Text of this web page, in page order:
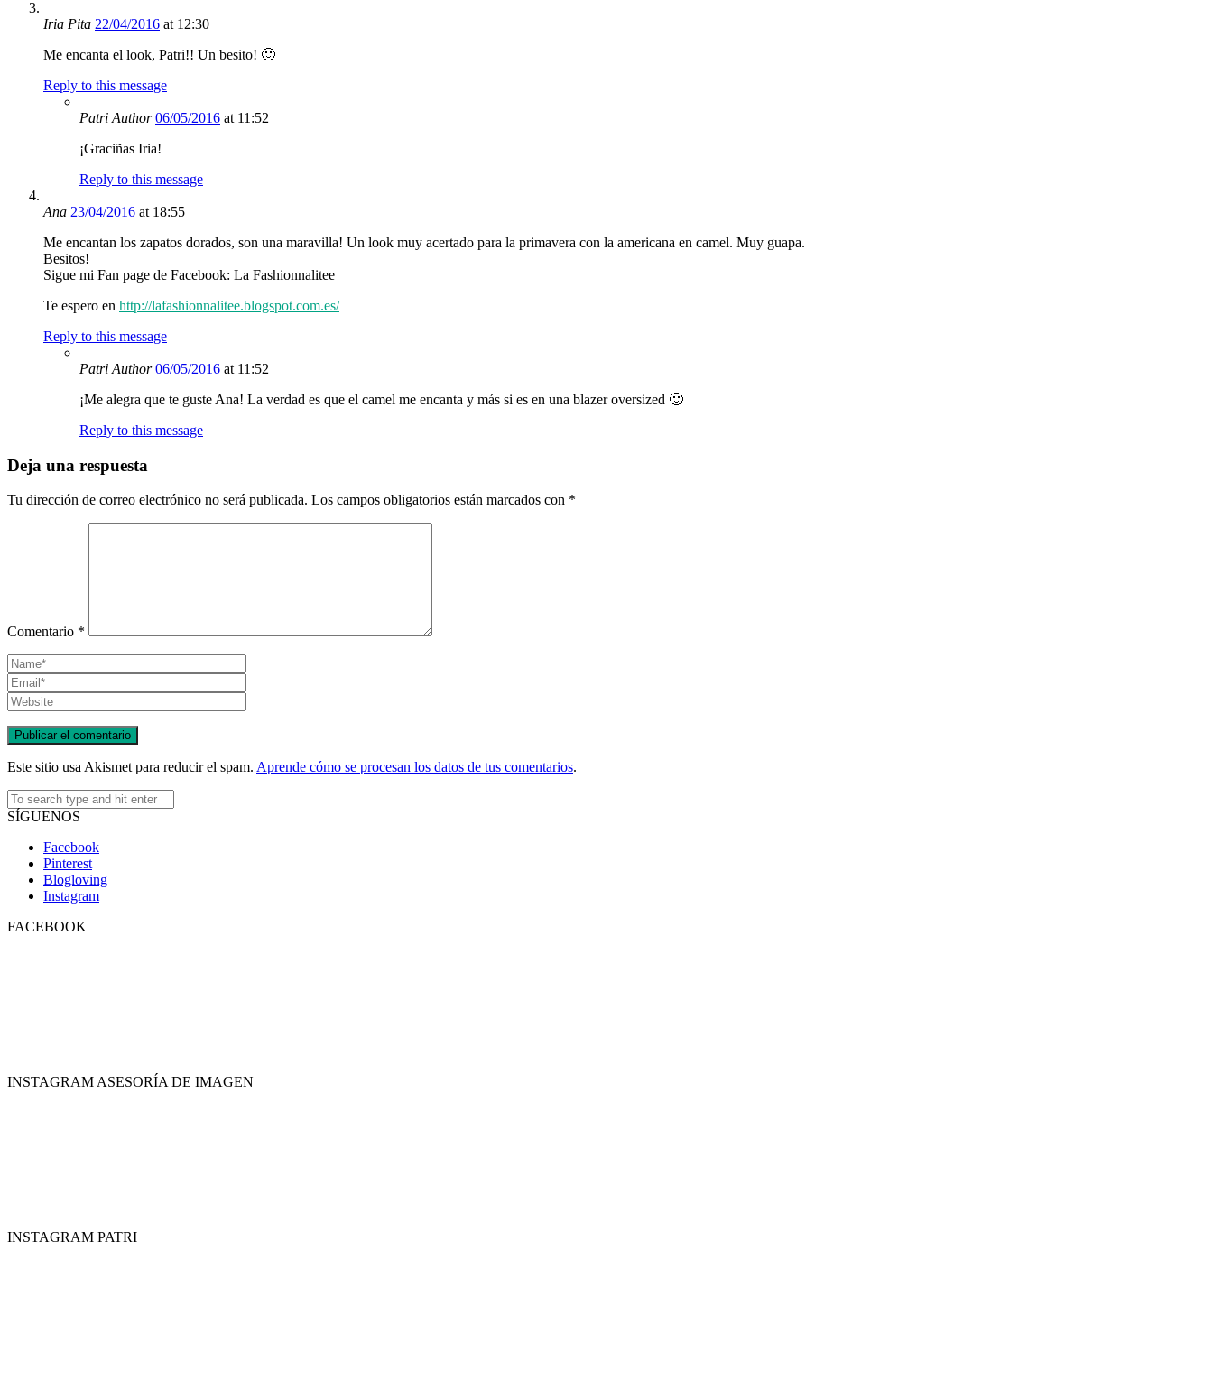
Iria Pita 22/04/2016 at 12:30
Me encanta el look, Patri!! Un besito! 🙂
Reply to this message
Patri Author 06/05/2016 at 11:52
¡Graciñas Iria!
Reply to this message
Ana 23/04/2016 at 18:55
Me encantan los zapatos dorados, son una maravilla! Un look muy acertado para la primavera con la americana en camel. Muy guapa.
Besitos!
Sigue mi Fan page de Facebook: La Fashionnalitee
Te espero en http://lafashionnalitee.blogspot.com.es/
Reply to this message
Patri Author 06/05/2016 at 11:52
¡Me alegra que te guste Ana! La verdad es que el camel me encanta y más si es en una blazer oversized 🙂
Reply to this message
Deja una respuesta
Tu dirección de correo electrónico no será publicada. Los campos obligatorios están marcados con *
Comentario *
Este sitio usa Akismet para reducir el spam. Aprende cómo se procesan los datos de tus comentarios.
SÍGUENOS
Facebook
Pinterest
Blogloving
Instagram
FACEBOOK
INSTAGRAM ASESORÍA DE IMAGEN
INSTAGRAM PATRI